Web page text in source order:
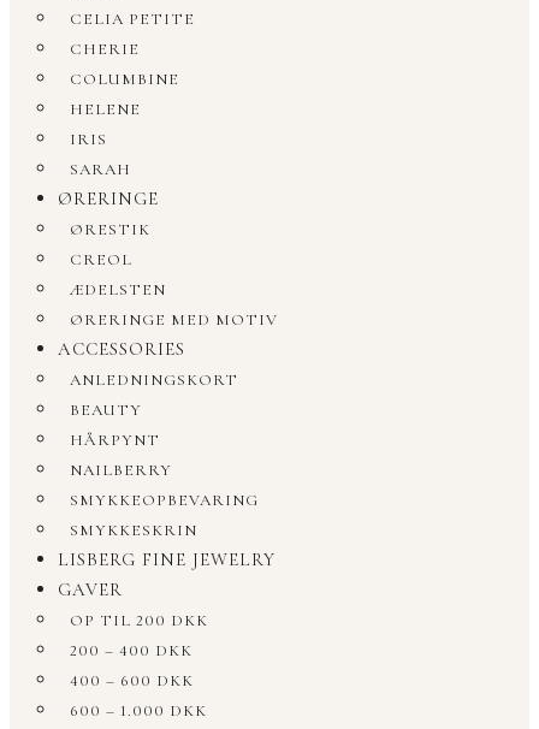
CELIA PETITE
CHERIE
COLUMBINE
HELENE
IRIS
SARAH
ØRERINGE
ØRESTIK
CREOL
ÆDELSTEN
ØRERINGE MED MOTIV
ACCESSORIES
ANLEDNINGSKORT
BEAUTY
HÅRPYNT
NAILBERRY
SMYKKEOPBEVARING
SMYKKESKRIN
LISBERG FINE JEWELRY
GAVER
OP TIL 200 DKK
200 – 400 DKK
400 – 600 DKK
600 – 1.000 DKK